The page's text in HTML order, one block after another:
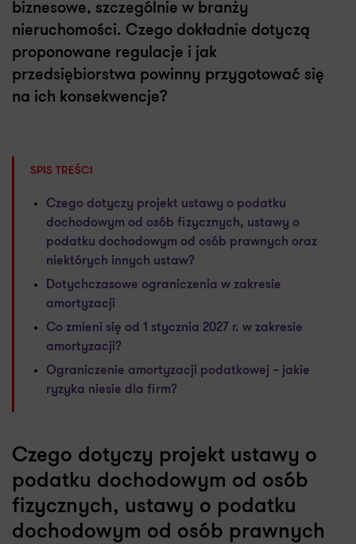
biznesowe, szczególnie w branży
nieruchomości. Czego dokładnie dotyczą
proponowane regulacje i jak
przedsiębiorstwa powinny przygotować się
na ich konsekwencje?
SPIS TREŚCI
Czego dotyczy projekt ustawy o podatku
dochodowym od osób fizycznych, ustawy o
podatku dochodowym od osób prawnych oraz
niektórych innych ustaw?
Dotychczasowe ograniczenia w zakresie
amortyzacji
Co zmieni się od 1 stycznia 2027 r. w zakresie
amortyzacji?
Ograniczenie amortyzacji podatkowej – jakie
ryzyka niesie dla firm?
Czego dotyczy projekt ustawy o
podatku dochodowym od osób
fizycznych, ustawy o podatku
dochodowym od osób prawnych